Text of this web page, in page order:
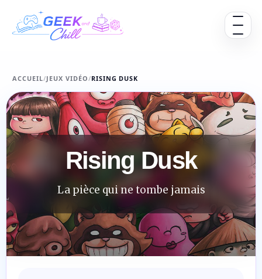
Ouvrir
ACCUEIL/JEUX VIDÉO/RISING DUSK
Rising Dusk
La pièce qui ne tombe jamais